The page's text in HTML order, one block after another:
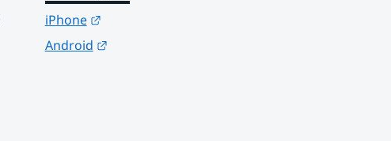
iPhone
Länk till annan webbplats.
Android
Länk till annan webbplats.